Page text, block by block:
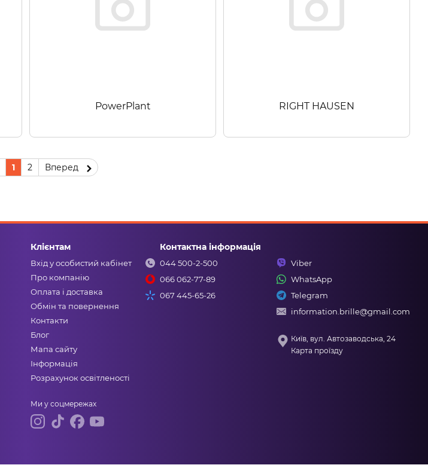
PowerPlant RIGHT HAUSEN
1 2 Вперед
Клієнтам
Вхід у особистий кабінет
Про компанію
Оплата і доставка
Обмін та повернення
Контакти
Блог
Мапа сайту
Інформація
Розрахунок освітленості
Ми у соцмережах
Контактна інформація
044 500-2-500
066 062-77-89
067 445-65-26
Viber
WhatsApp
Telegram
information.brille@gmail.com
Київ, вул. Автозаводська, 24
Карта проїзду